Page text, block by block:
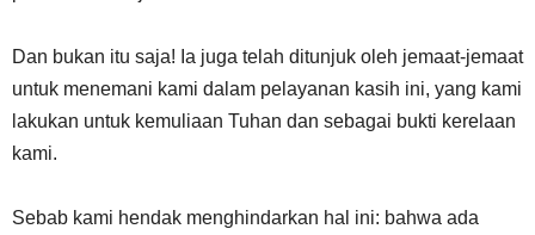
Dan bukan itu saja! Ia juga telah ditunjuk oleh jemaat-jemaat
untuk menemani kami dalam pelayanan kasih ini, yang kami
lakukan untuk kemuliaan Tuhan dan sebagai bukti kerelaan
kami.
Sebab kami hendak menghindarkan hal ini: bahwa ada